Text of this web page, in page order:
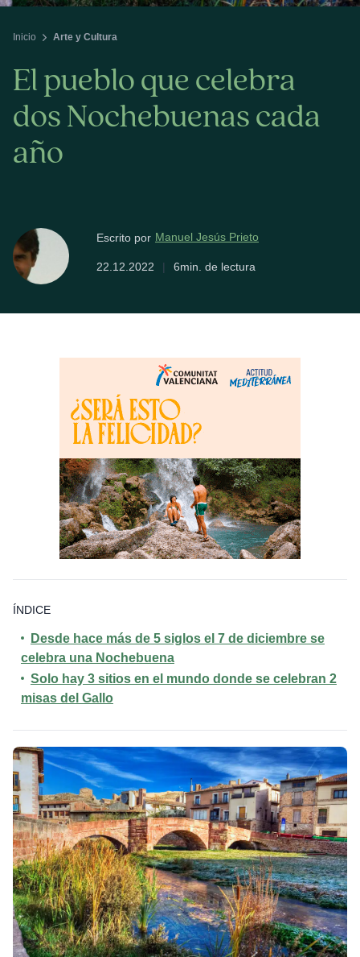
Inicio Arte y Cultura
El pueblo que celebra
dos Nochebuenas cada
año
Escrito por Manuel Jesús Prieto
22.12.2022 | 6min. de lectura
ÍNDICE
Desde hace más de 5 siglos el 7 de diciembre se
celebra una Nochebuena
Solo hay 3 sitios en el mundo donde se celebran 2
misas del Gallo